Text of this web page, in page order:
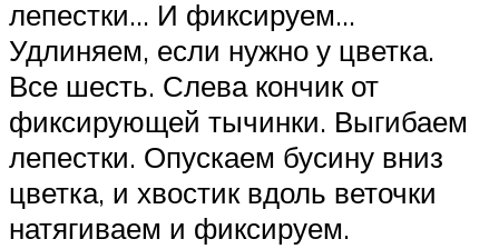
лепестки… И фиксируем…
Удлиняем, если нужно у цветка.
Все шесть. Слева кончик от
фиксирующей тычинки. Выгибаем
лепестки. Опускаем бусину вниз
цветка, и хвостик вдоль веточки
натягиваем и фиксируем.